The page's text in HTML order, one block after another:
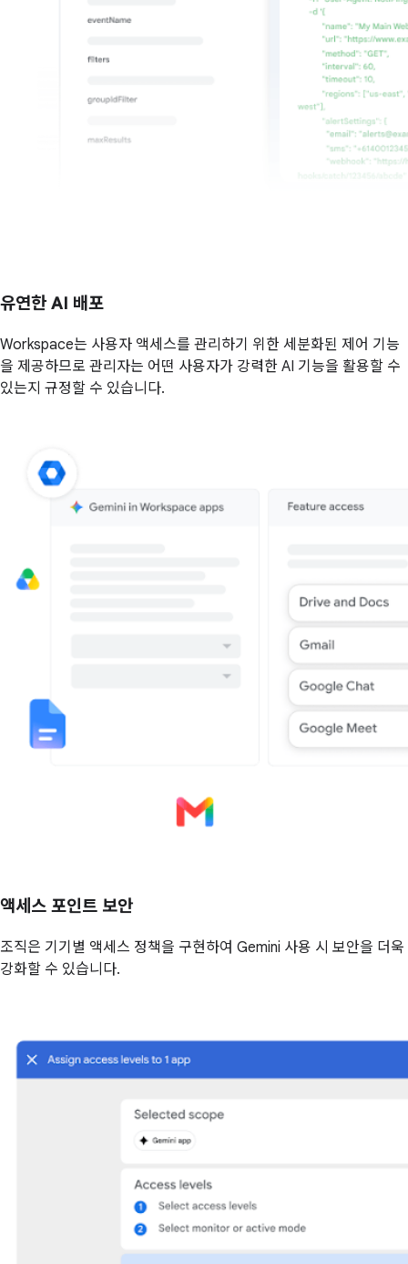
유연한 AI 배포
Workspace는 사용자 액세스를 관리하기 위한 세분화된 제어 기능
을 제공하므로 관리자는 어떤 사용자가 강력한 AI 기능을 활용할 수
있는지 규정할 수 있습니다.
액세스 포인트 보안
조직은 기기별 액세스 정책을 구현하여 Gemini 사용 시 보안을 더욱
강화할 수 있습니다.